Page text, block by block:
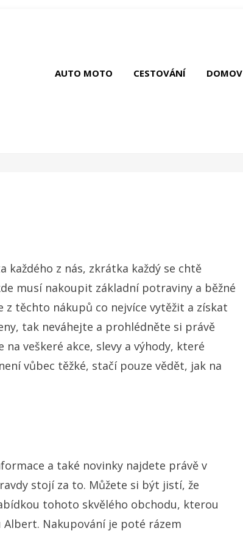
AUTO MOTO CESTOVÁNÍ DOMOV
každého z nás, zkrátka každý se chtě
musí nakoupit základní potraviny a běžné
z těchto nákupů co nejvíce vytěžit a získat
tak neváhejte a prohlédněte si právě
veškeré akce, slevy a výhody, které
vůbec těžké, stačí pouze vědět, jak na
a také novinky najdete právě v
stojí za to. Můžete si být jistí, že
tohoto skvělého obchodu, kterou
Nakupování je poté rázem